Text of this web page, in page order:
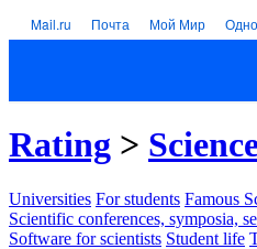
Mail.ru Почта Мой Мир
Rating >
Universities For students Famous
Scientific conferences, symposia,
Software for scientists Student life